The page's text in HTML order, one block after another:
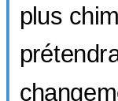
plus